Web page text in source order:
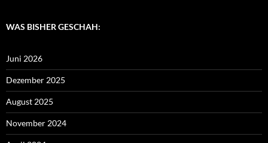
WAS BISHER GESCHAH:
Juni 2026
Dezember 2025
August 2025
November 2024